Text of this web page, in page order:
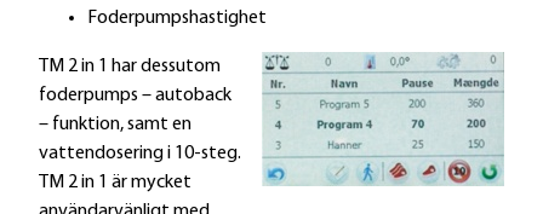
Foderpumpshastighet
TM 2 in 1 har dessutom
foderpumps – autoback
– funktion, samt en
vattendosering i 10-steg.
TM 2 in 1 är mycket